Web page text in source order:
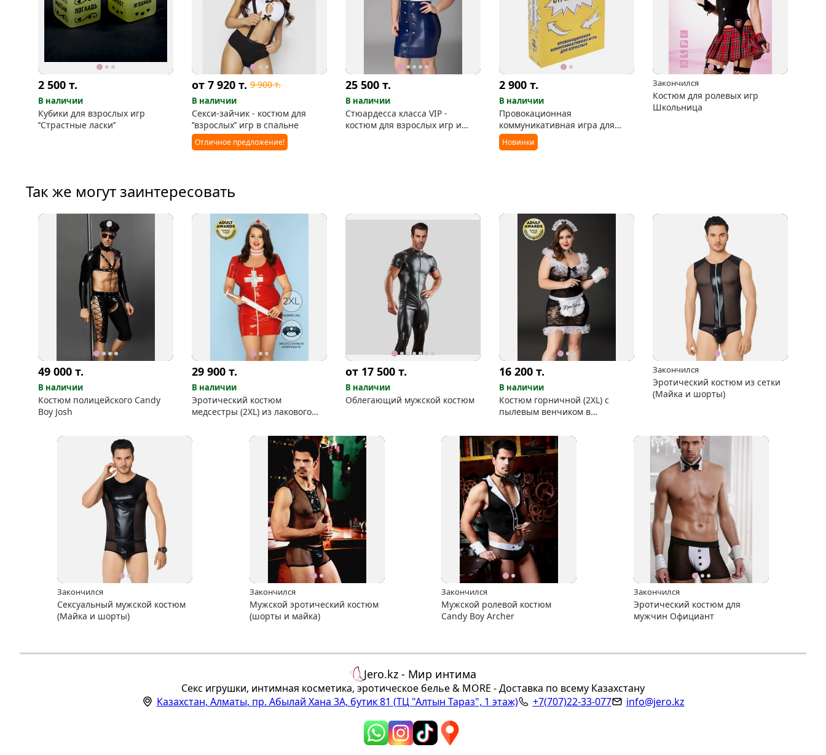
2 500 т.
В наличии
Кубики для взрослых игр
’’Страстные ласки’’
от 7 920 т. 9 900т.
В наличии
Секси-зайчик - костюм для
’’взрослых’’ игр в спальне
Отличное предложение!
25 500 т.
В наличии
Стюардесса класса VIP -
костюм для взрослых игр и
2 900 т.
В наличии
Провокационная
коммуникативная игра для
взрослых "Стрелочники"
Новинки
Закончился
Костюм для ролевых игр
Школьница
Так же могут заинтересовать
49 000 т.
В наличии
Костюм полицейского Candy
Boy Josh
29 900 т.
В наличии
Эротический костюм
медсестры (2XL) из лакового
от 17 500 т.
В наличии
Облегающий мужской костюм
16 200 т.
В наличии
Костюм горничной (2XL) с
пылевым венчиком в
Закончился
Эротический костюм из сетки
(Майка и шорты)
Закончился
Сексуальный мужской костюм
(Майка и шорты)
Закончился
Мужской эротический костюм
(шорты и майка)
Закончился
Мужской ролевой костюм
Candy Boy Archer
Закончился
Эротический костюм для
мужчин Официант
Jero.kz - Мир интима
Секс игрушки, интимная косметика, эротическое белье & MORE - Доставка по всему Казахстану
Казахстан, Алматы, пр. Абылай Хана 3А, бутик 81 (ТЦ "Алтын Тараз", 1 этаж) +7(707)22-33-077 info@jero.kz